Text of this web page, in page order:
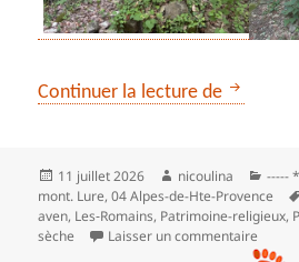
Continuer la lecture de *** Le
Publié
le
11 juillet 2026 Auteur
nicoulina
-----
mont. Lure,04 Alpes-de-Hte-Provence
aven, Les‑Romains, Patrimoine-religieux,
sèche
Laisser un commentairesur